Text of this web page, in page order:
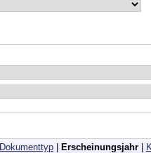
Dokumenttyp Erscheinungsjahr